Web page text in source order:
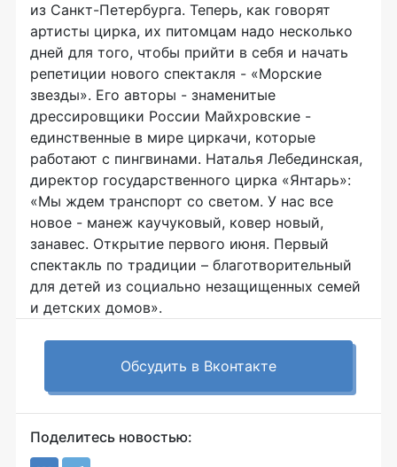
из Санкт-Петербурга. Теперь, как говорят
артисты цирка, их питомцам надо несколько
дней для того, чтобы прийти в себя и начать
репетиции нового спектакля - «Морские
звезды». Его авторы - знаменитые
дрессировщики России Майхровские -
единственные в мире циркачи, которые
работают с пингвинами. Наталья Лебединская,
директор государственного цирка «Янтарь»:
«Мы ждем транспорт со светом. У нас все
новое - манеж каучуковый, ковер новый,
занавес. Открытие первого июня. Первый
спектакль по традиции – благотворительный
для детей из социально незащищенных семей
и детских домов».
Обсудить в Вконтакте
Поделитесь новостью: